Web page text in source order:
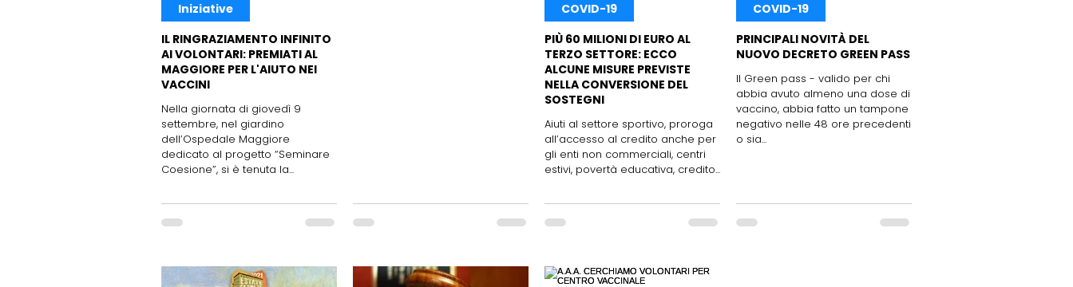
IL RINGRAZIAMENTO INFINITO
AI VOLONTARI: PREMIATI AL
MAGGIORE PER L'AIUTO NEI
VACCINI
Nella giornata di giovedì 9
settembre, nel giardino
dell’Ospedale Maggiore
dedicato al progetto “Seminare
Coesione”, si è tenuta la...
Iniziative
PIÙ 60 MILIONI DI EURO AL
TERZO SETTORE: ECCO
ALCUNE MISURE PREVISTE
NELLA CONVERSIONE DEL
SOSTEGNI
Aiuti al settore sportivo, proroga
all’accesso al credito anche per
gli enti non commerciali, centri
estivi, povertà educativa, credito...
COVID-19
PRINCIPALI NOVITÀ DEL
NUOVO DECRETO GREEN PASS
Il Green pass - valido per chi
abbia avuto almeno una dose di
vaccino, abbia fatto un tampone
negativo nelle 48 ore precedenti
o sia...
COVID-19